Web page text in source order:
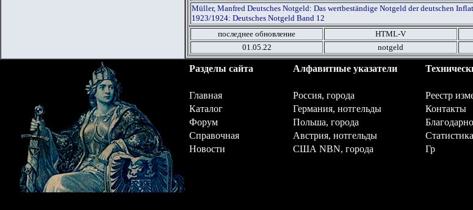
Müller, Manfred Deutsches Notgeld: Das wertbeständige Notgeld der deutschen
1923/1924: Deutsches Notgeld Band 12
последнее обновление HTML-V
01.05.22
notgeld
Разделы сайта Алфавитные указатели
Главная Россия, города
Реестр
Каталог
Германия, нотгельды
Контакты
Форум
Польша, города
Справочная
Австрия, нотгельды
Статистика
Новости
США NBN, города Гр